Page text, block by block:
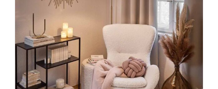
Neutrale Interior Trends